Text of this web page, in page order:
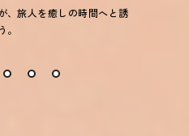
、旅人を癒しの時間へと誘
う。